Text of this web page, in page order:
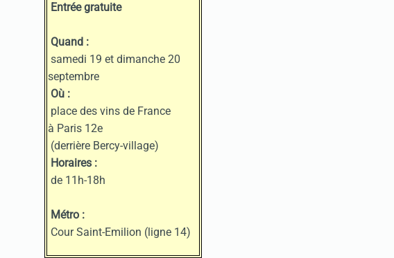
Entrée gratuite
Quand :
samedi 19 et dimanche 20
septembre
Où :
place des vins de France
à Paris 12e
(derrière Bercy-village)
Horaires :
de 11h-18h
Métro :
Cour Saint-Emilion (ligne 14)